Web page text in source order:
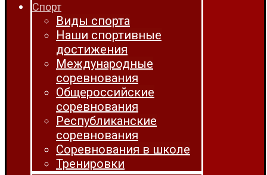
Спорт
Виды спорта
Наши спортивные
достижения
Международные
соревнования
Общероссийские
соревнования
Республиканские
соревнования
Соревнования в школе
Тренировки